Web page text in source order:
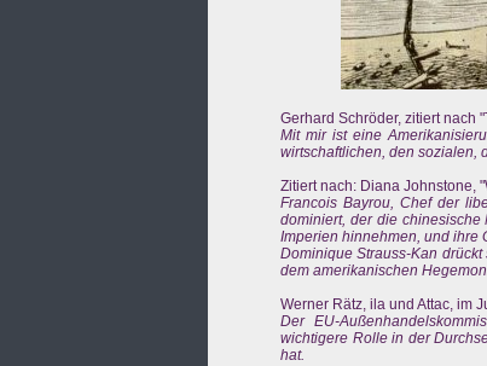
Gerhard Schröder, zitiert nach
Mit mir ist eine
wirtschaftlichen, den sozialen,
Zitiert nach: Diana Johnstone,
Francois Bayrou, Chef der
dominiert, der die chinesische
Imperien hinnehmen, und ihre
Dominique Strauss-Kan
dem amerikanischen
Werner Rätz, ila und Attac, im
Der EU-
wichtigere Rolle in der
hat.